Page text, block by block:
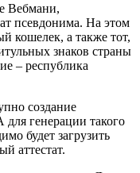
Вебмани,
псевдонима. На этом
кошелек, а также тот,
знаков страны
– республика
создание
для генерации такого
будет загрузить
аттестат.